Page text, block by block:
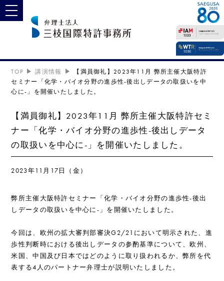
toggle navigation
TOP 講演情報
【満員御礼】2023年11月 弊所主催大阪特許
セミナー「化学・バイオ分野の進歩性-後出しデータの取扱いを中
心に-」を開催いたしました。
【満員御礼】2023年11月 弊所主催大阪特許セミ
ナー「化学・バイオ分野の進歩性-後出しデータ
の取扱いを中心に-」を開催いたしました。
2023年11月17日（金）
弊所主催大阪特許セミナー「化学・バイオ分野の進歩性-後出
しデータの取扱いを中心に-」を開催いたしました。
今回は、欧州の拡大審判部審決G2/21において明示された、進
歩性判断時における後出しデータの参酌基準について、欧州、
米国、中国及び日本ではどのように取り扱われるか、弊所を代
表する4人のパートナー弁理士が説明いたしました。